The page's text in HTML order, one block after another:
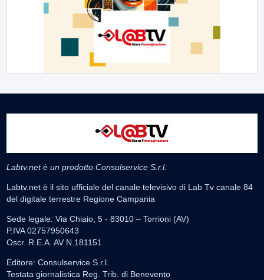
Labtv.net è un prodotto Consulservice S.r.l.
Labtv.net è il sito ufficiale del canale televisivo di Lab Tv canale 84
del digitale terrestre Regione Campania
Sede legale: Via Chiaio, 5 - 83010 – Torrioni (AV)
P.IVA 02757950643
Oscr. R.E.A. AV N.181151
Editore: Consulservice S.r.l.
Testata giornalistica Reg. Trib. di Benevento